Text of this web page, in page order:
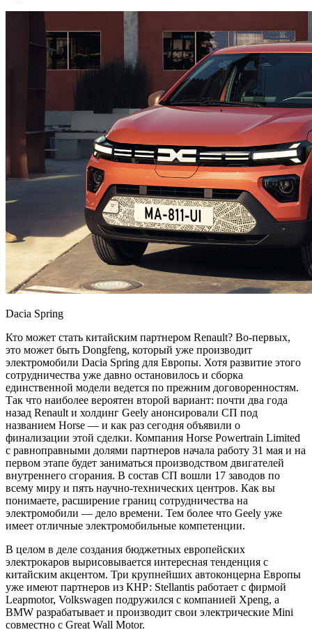
Dacia Spring
Кто может стать китайским партнером Renault? Во-первых,
это может быть Dongfeng, который уже производит
электромобили Dacia Spring для Европы. Хотя развитие этого
сотрудничества уже давно остановилось и сборка
единственной модели ведется по прежним договоренностям.
Так что наиболее вероятен второй вариант: почти два года
назад Renault и холдинг Geely анонсировали СП под
названием Horse — и как раз сегодня объявили о
финализации этой сделки. Компания Horse Powertrain Limited
с равноправными долями партнеров начала работу 31 мая и на
первом этапе будет заниматься производством двигателей
внутреннего сгорания. В состав СП вошли 17 заводов по
всему миру и пять научно-технических центров. Как вы
понимаете, расширение границ сотрудничества на
электромобили — дело времени. Тем более что Geely уже
имеет отличные электромобильные компетенции.
В целом в деле создания бюджетных европейских
электрокаров вырисовывается интересная тенденция с
китайским акцентом. Три крупнейших автоконцерна Европы
уже имеют партнеров из КНР: Stellantis работает с фирмой
Leapmotor, Volkswagen подружился с компанией Xpeng, а
BMW разрабатывает и производит свои электрические Mini
совместно с Great Wall Motor.